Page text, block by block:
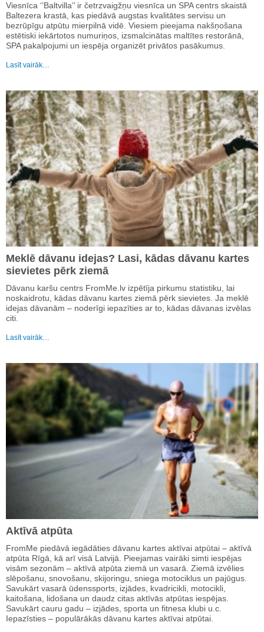
Viesnīca ‘’Baltvilla’’ ir četrzvaigžņu viesnīca un SPA centrs skaistā
Baltezera krastā, kas piedāvā augstas kvalitātes servisu un
bezrūpīgu atpūtu mierpilnā vidē. Viesiem pieejama nakšņošana
estētiski iekārtotos numuriņos, izsmalcinātas maltītes restorānā,
SPA pakalpojumi un iespēja organizēt privātos pasākumus.
Lasīt vairāk…
Meklē dāvanu idejas? Lasi, kādas dāvanu kartes
sievietes pērk ziemā
Dāvanu karšu centrs FromMe.lv izpētīja pirkumu statistiku, lai
noskaidrotu, kādas dāvanu kartes ziemā pērk sievietes. Ja meklē
idejas dāvanām – noderīgi iepazīties ar to, kādas dāvanas izvēlas
citi.
Lasīt vairāk…
Aktīvā atpūta
FromMe piedāvā iegādāties dāvanu kartes aktīvai atpūtai – aktīvā
atpūta Rīgā, kā arī visā Latvijā. Pieejamas vairāki simti iespējas
visām sezonām – aktīvā atpūta ziemā un vasarā. Ziemā izvēlies
slēpošanu, snovošanu, skijoringu, sniega motociklus un pajūgus.
Savukārt vasarā ūdenssports, izjādes, kvadricikli, motocikli,
kaitošana, lidošana un daudz citas aktīvās atpūtas iespējas.
Savukārt cauru gadu – izjādes, sporta un fitnesa klubi u.c.
Iepazīsties – populārākās dāvanu kartes aktīvai atpūtai.